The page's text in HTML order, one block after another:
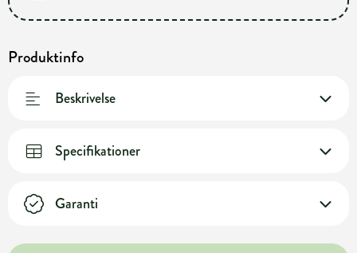
Produktinfo
Beskrivelse
Specifikationer
Garanti